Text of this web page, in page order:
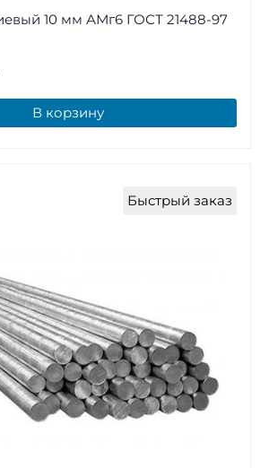
10 мм АМг6 ГОСТ 21488-97
В корзину
Быстрый заказ